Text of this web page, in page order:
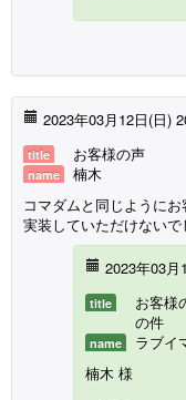
2023年03月12日(日)
title お客様の声
name
楠木
コマダムと同じように
実装していただけないで
2023年03月
title
お客様
の件
name
ラブイ
楠木 様